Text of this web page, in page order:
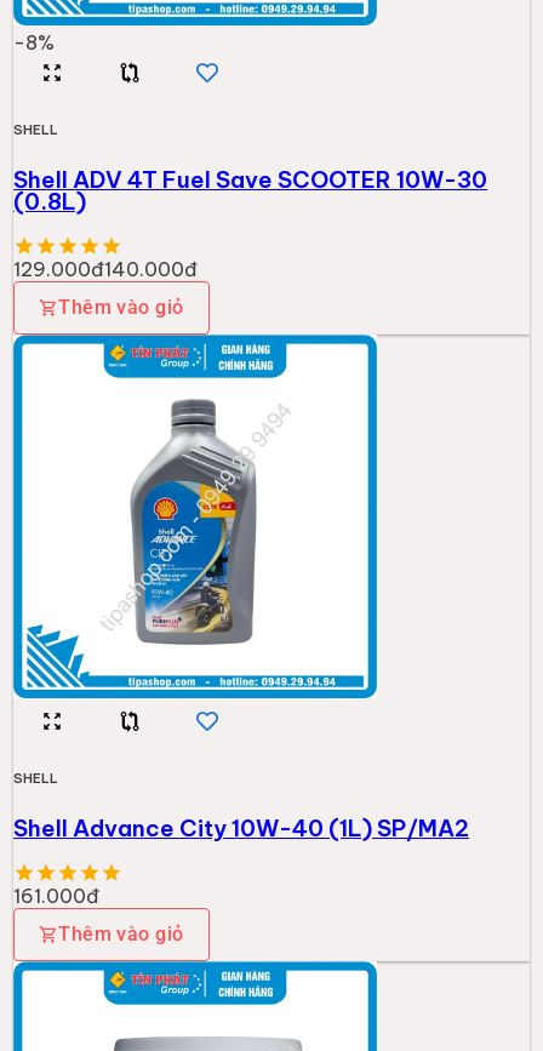
SHELL
Shell Advance City 10W-40 (1L) SP/MA2
Thêm vào giỏ
SHELL
Nhớt Shell Rimula R1 Multi 20W50 - 18L